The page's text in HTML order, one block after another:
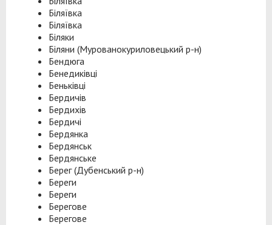
Біляївка
Біляївка
Біляки
Біляни (Мурованокуриловецький р-н)
Бендюга
Бенедиківці
Беньківці
Бердичів
Бердихів
Бердичі
Бердянка
Бердянськ
Бердянське
Берег (Дубенський р-н)
Береги
Береги
Берегове
Берегове